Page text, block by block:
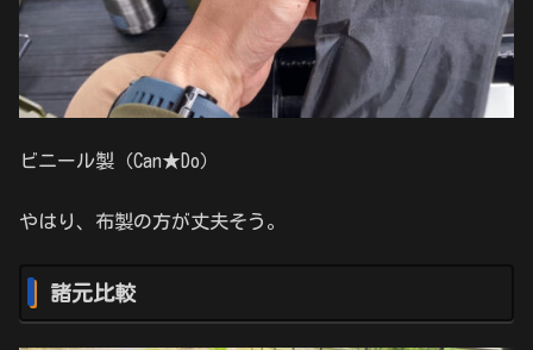
ビニール製（Can★Do）
やはり、布製の方が丈夫そう。
諸元比較